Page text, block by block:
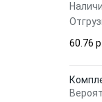
60.76 p.